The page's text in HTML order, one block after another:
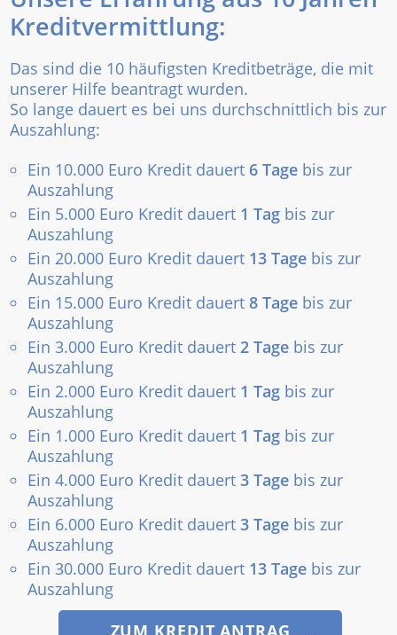
Kreditvermittlung:
Das sind die 10 häufigsten Kreditbeträge, die mit
unserer Hilfe beantragt wurden.
So lange dauert es bei uns durchschnittlich bis zur
Auszahlung:
Ein 10.000 Euro Kredit dauert6 Tage bis zur
Auszahlung
Ein 5.000 Euro Kredit dauert 1 Tag bis zur
Auszahlung
Ein 20.000 Euro Kredit dauert 13 Tage bis zur
Auszahlung
Ein 15.000 Euro Kredit dauert8 Tage bis zur
Auszahlung
Ein 3.000 Euro Kredit dauert2 Tage bis zur
Auszahlung
Ein 2.000 Euro Kredit dauert 1 Tag bis zur
Auszahlung
Ein 1.000 Euro Kredit dauert 1 Tag bis zur
Auszahlung
Ein 4.000 Euro Kredit dauert3 Tage bis zur
Auszahlung
Ein 6.000 Euro Kredit dauert3 Tage bis zur
Auszahlung
Ein 30.000 Euro Kredit dauert 13 Tage bis zur
Auszahlung